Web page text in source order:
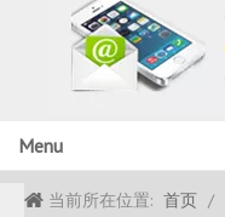
Menu
当前所在位置: 首页 /